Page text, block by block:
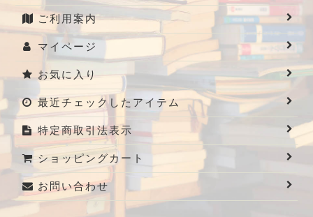
ご利用案内
マイページ
お気に入り
最近チェックしたアイテム
特定商取引法表示
ショッピングカート
お問い合わせ